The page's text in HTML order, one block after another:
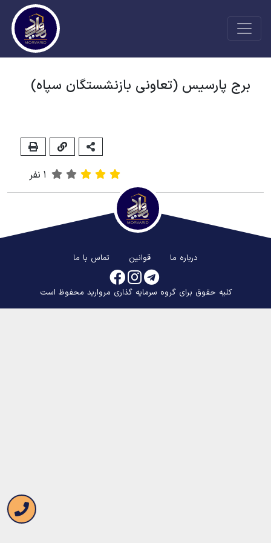
برج پارسیس (تعاونی بازنشستگان سپاه)
1 نفر
درباره ما قوانین تماس با ما
کلیه حقوق برای گروه سرمایه گذاری مروارید محفوظ است